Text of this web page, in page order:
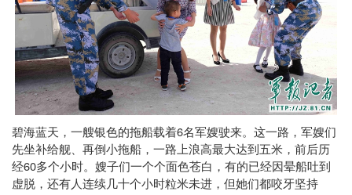
碧海蓝天，一艘银色的拖船载着6名军嫂驶来。这一路，军嫂们
先坐补给舰、再倒小拖船，一路上浪高最大达到五米，前后历
经60多个小时。嫂子们一个个面色苍白，有的已经因晕船吐到
虚脱，还有人连续几十个小时粒米未进，但她们都咬牙坚持